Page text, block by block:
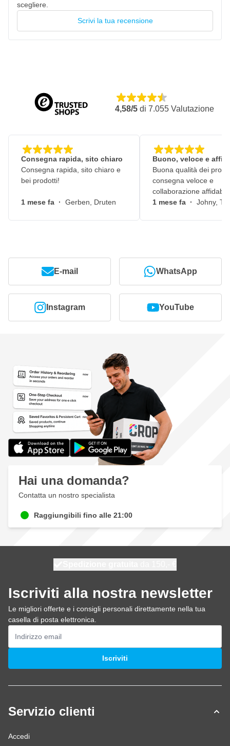
scegliere.
Scrivi la tua recensione
4,58/5 di 7.055 Valutazione
Consegna rapida, sito chiaro
Consegna rapida, sito chiaro e
bei prodotti!
1 mese fa · Gerben, Druten
Buono, veloce e
Buona qualità dei
consegna veloce e
collaborazione
1 mese fa · Johny,
E-mail WhatsApp
Instagram YouTube
Hai una domanda?
Contatta un nostro specialista
Raggiungibili fino alle 21:00
Iscriviti alla nostra newsletter
Le migliori offerte e i consigli personali direttamente nella tua
casella di posta elettronica.
Indirizzo email
Iscriviti
Servizio clienti
Accedi